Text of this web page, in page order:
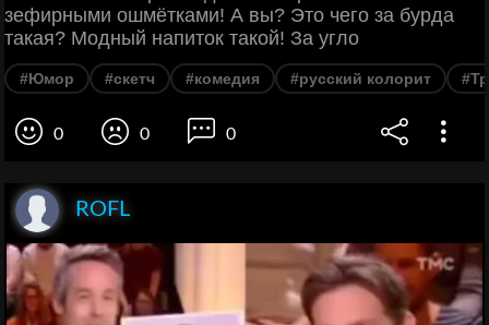
зефирными ошмётками! А вы? Это чего за бурда
такая? Модный напиток такой! За угло
#Юмор #скетч #комедия #русский колорит
0 0 0
ROFL